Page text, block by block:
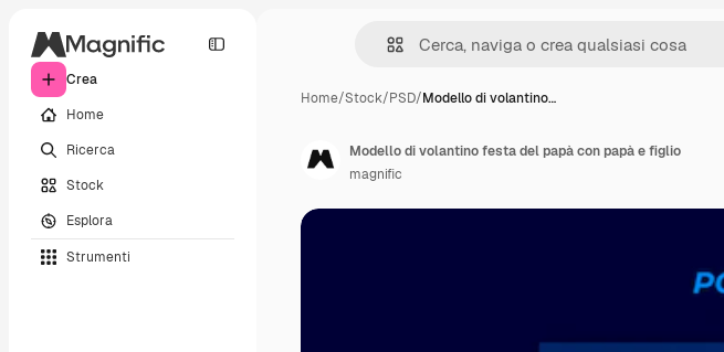
Crea
Home
Ricerca
Stock
Esplora
Strumenti
Home/Stock/PSD/Modello di volantino…
Modello di volantino festa del papà con papà e figlio
magnific